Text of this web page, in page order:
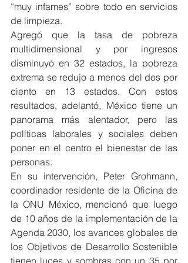
“muy infames” sobre todo en servicios
de limpieza.
Agregó que la tasa de pobreza
multidimensional y por ingresos
disminuyó en 32 estados, la pobreza
extrema se redujo a menos del dos por
ciento en 13 estados. Con estos
resultados, adelantó, México tiene un
panorama más alentador, pero las
políticas laborales y sociales deben
poner en el centro el bienestar de las
personas.
En su intervención, Peter Grohmann,
coordinador residente de la Oficina de
la ONU México, mencionó que luego
de 10 años de la implementación de la
Agenda 2030, los avances globales de
los Objetivos de Desarrollo Sostenible
tienen luces y sombras con un 35 por